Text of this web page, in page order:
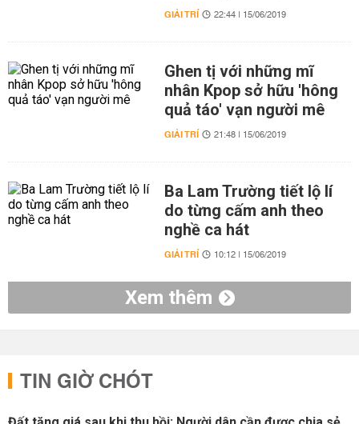
GIẢI TRÍ 22:44 | 15/06/2019
Ghen tị với những mĩ
nhân Kpop sở hữu 'hông
quả táo' vạn người mê
GIẢI TRÍ 21:48 | 15/06/2019
Ba Lam Trường tiết lộ lí
do từng cấm anh theo
nghề ca hát
GIẢI TRÍ 10:12 | 15/06/2019
Xem thêm
TIN GIỜ CHÓT